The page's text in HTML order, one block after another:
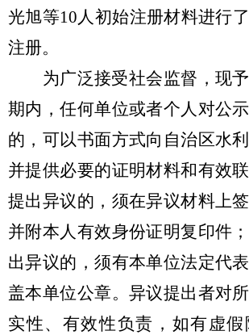
光旭等10人初始注册材料进行
注册。
为广泛接受社会监督，现予
期内，任何单位或者个人对公
的， 可以书面方式向自治区水
并提供必要的证明材料和有效
提出异议的，须在异议材料上
并附本人有效身份证明复印件
出异议的，须有本单位法定代
盖本单位公章。异议提出者对
实性、有效性负责，如有虚